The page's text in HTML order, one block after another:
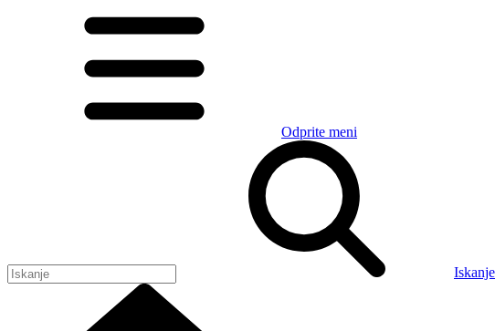
Odprite meni
Iskanje